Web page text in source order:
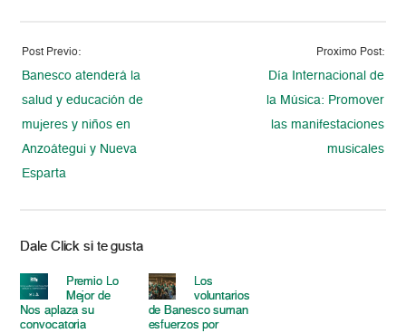
Post Previo:
Banesco atenderá la
salud y educación de
mujeres y niños en
Anzoátegui y Nueva
Esparta
Proximo Post:
Día Internacional de
la Música: Promover
las manifestaciones
musicales
Dale Click si te gusta
Premio Lo
Mejor de
Nos aplaza su
convocatoria
Los
voluntarios
de Banesco suman
esfuerzos por